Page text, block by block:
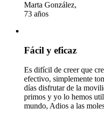
Marta González,
73 años
Fácil y eficaz
Es difícil de creer que
efectivo, simplemente
días disfrutar de la
primos y yo lo hemos
mundo, Adios a las